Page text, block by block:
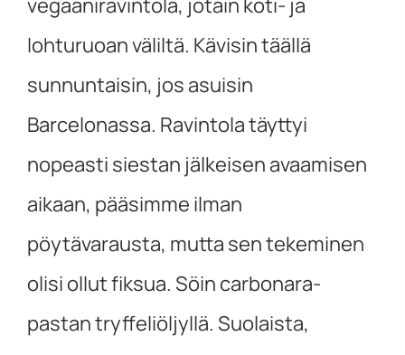
vegaaniravintola, jotain koti- ja
lohturuoan väliltä. Kävisin täällä
sunnuntaisin, jos asuisin
Barcelonassa. Ravintola täyttyi
nopeasti siestan jälkeisen avaamisen
aikaan, pääsimme ilman
pöytävarausta, mutta sen tekeminen
olisi ollut fiksua. Söin carbonara-
pastan tryffeliöljyllä. Suolaista,